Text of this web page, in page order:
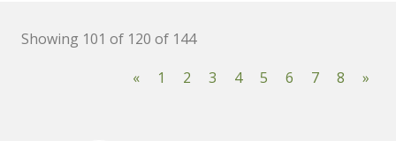
Showing 101 of 120 of 144
«
1 2 3 4 5 6 7 8 »